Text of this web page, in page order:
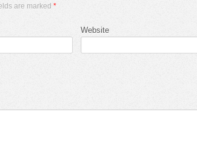
are marked *
Website